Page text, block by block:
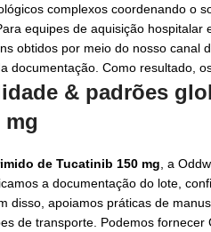
complexos coordenando o
equipes de aquisição
obtidos por meio do nosso canal
documentação. Como resultado,
& padrões
mg
de Tucatinib 150 mg , a
a documentação do lote,
disso, apoiamos práticas de
de transporte. Podemos